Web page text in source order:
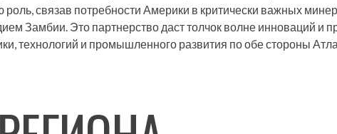
роль, связав потребности Америки в критически важных
Замбии. Это партнерство даст толчок волне инноваций и
технологий и промышленного развития по обе стороны